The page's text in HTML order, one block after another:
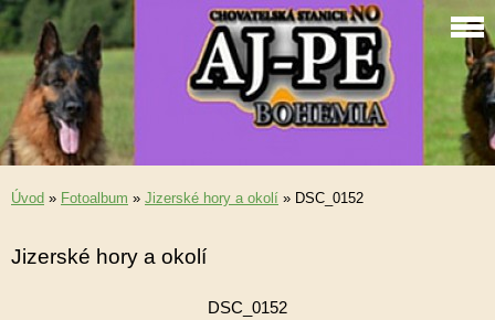
Úvod » Fotoalbum » Jizerské hory a okolí » DSC_0152
Jizerské hory a okolí
DSC_0152